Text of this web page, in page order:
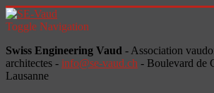
Toggle Navigation
Swiss Engineering Vaud - Association
architectes - info@se-vaud.ch - Boulevard de
Lausanne